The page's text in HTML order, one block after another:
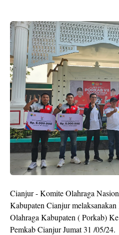
Cianjur - Komite Olahraga
Kabupaten Cianjur
Olahraga Kabupaten ( Porkab)
Pemkab Cianjur Jumat 31 /05/24.